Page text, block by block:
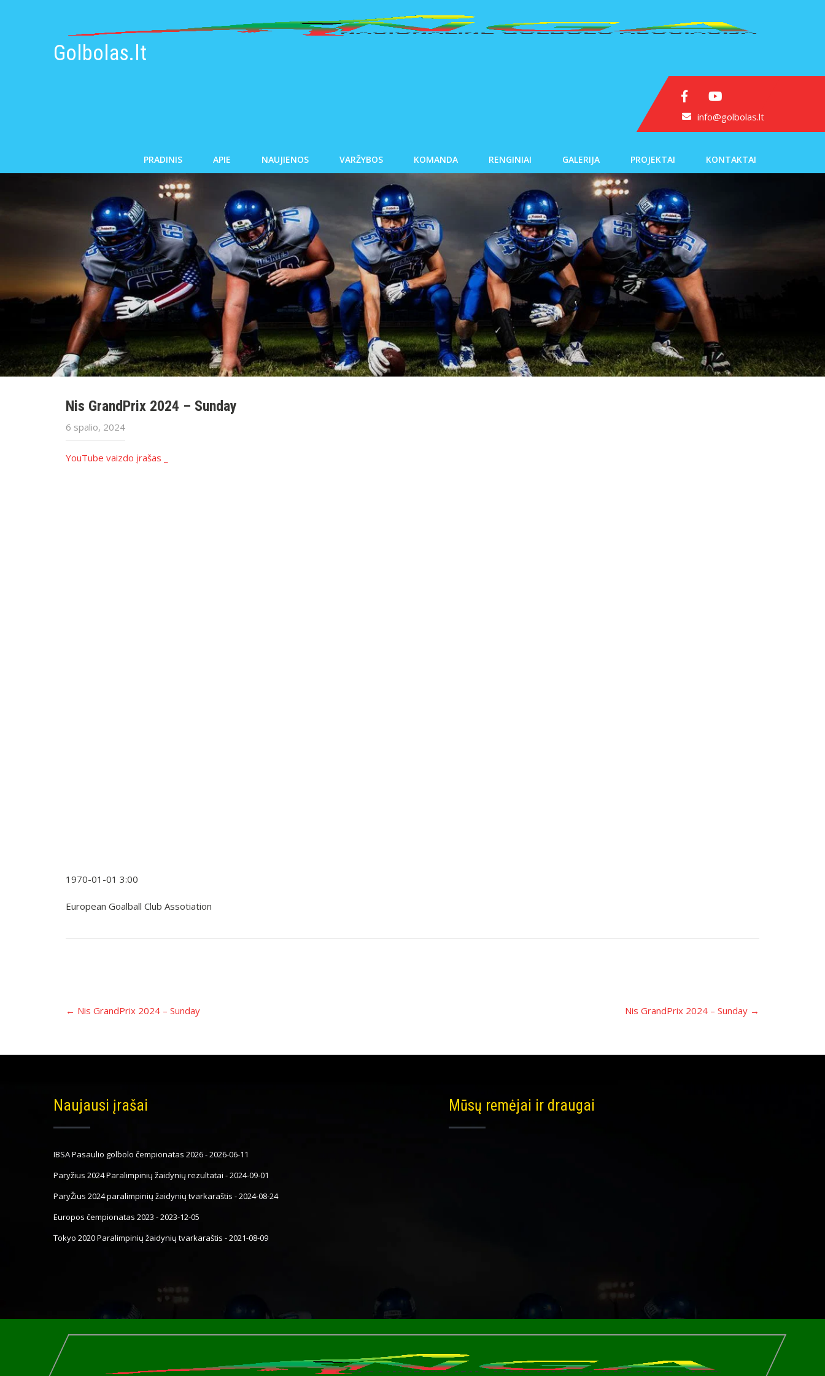
Golbolas.lt
info@golbolas.lt
PRADINIS APIE NAUJIENOS VARŽYBOS KOMANDA RENGINIAI GALERIJA PROJEKTAI KONTAKTAI
Nis GrandPrix 2024 – Sunday
6 spalio, 2024
YouTube vaizdo įrašas _
1970-01-01 3:00
European Goalball Club Assotiation
navigacija
← Nis GrandPrix 2024 – Sunday Nis GrandPrix 2024 – Sunday →
Naujausi įrašai
IBSA Pasaulio golbolo čempionatas 2026-2026-06-11
Paryžius 2024 Paralimpinių žaidynių rezultatai -2024-09-01
ParyŽius 2024 paralimpinių žaidynių tvarkaraštis -2024-08-24
Europos čempionatas 2023 -2023-12-05
Tokyo 2020 Paralimpinių žaidynių tvarkaraštis -2021-08-09
Mūsų remėjai ir draugai